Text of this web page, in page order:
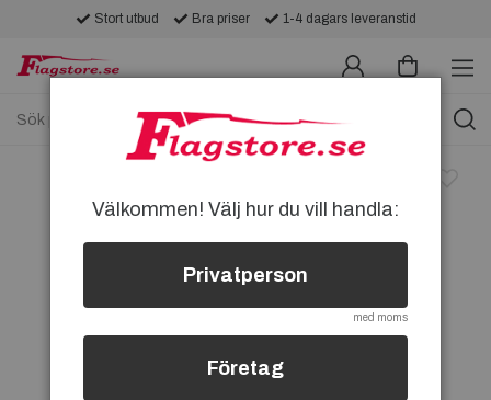
Stort utbud Bra priser 1-4 dagars leveranstid
Välkommen! Välj hur du vill handla:
Privatperson
med moms
Företag